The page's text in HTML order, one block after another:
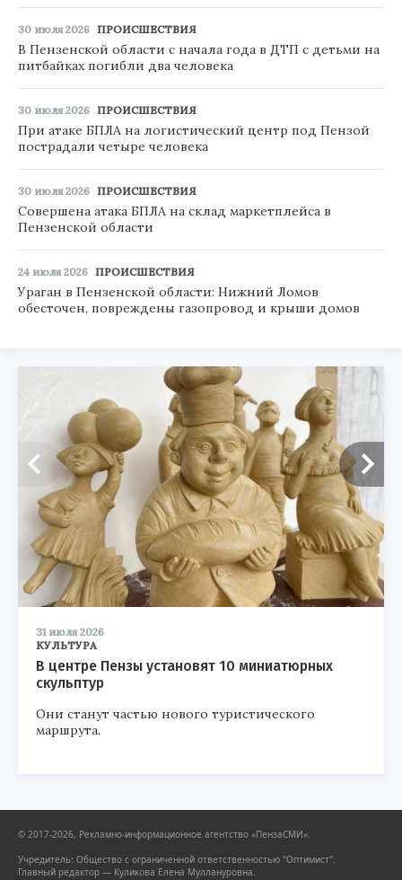
30 июля 2026 ПРОИСШЕСТВИЯ
В Пензенской области с начала года в ДТП с детьми на
питбайках погибли два человека
30 июля 2026 ПРОИСШЕСТВИЯ
При атаке БПЛА на логистический центр под Пензой
пострадали четыре человека
30 июля 2026 ПРОИСШЕСТВИЯ
Совершена атака БПЛА на склад маркетплейса в
Пензенской области
24 июля 2026 ПРОИСШЕСТВИЯ
Ураган в Пензенской области: Нижний Ломов
обесточен, повреждены газопровод и крыши домов
31 июля 2026
КУЛЬТУРА
В центре Пензы установят 10 миниатюрных
скульптур
Они станут частью нового туристического
маршрута.
© 2017-2026, Рекламно-информационное агентство «ПензаСМИ».
Учредитель: Общество с ограниченной ответственностью "Оптимист".
Главный редактор — Куликова Елена Муллануровна.